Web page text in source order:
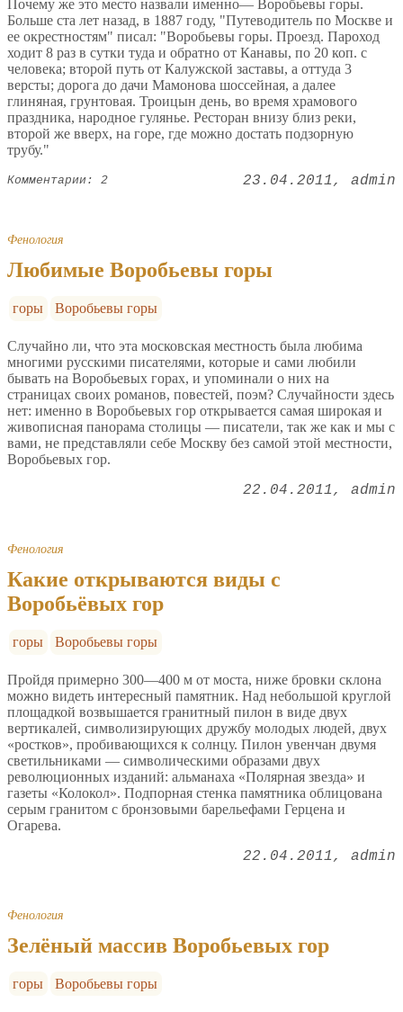
Почему же это место назвали именно— Воробьевы горы.
Больше ста лет назад, в 1887 году, "Путеводитель по Москве и
ее окрестностям" писал: "Воробьевы горы. Проезд. Пароход
ходит 8 раз в сутки туда и обратно от Канавы, по 20 коп. с
человека; второй путь от Калужской заставы, а оттуда 3
версты; дорога до дачи Мамонова шоссейная, а далее
глиняная, грунтовая. Троицын день, во время храмового
праздника, народное гулянье. Ресторан внизу близ реки,
второй же вверх, на горе, где можно достать подзорную
трубу."
Комментарии: 2 23.04.2011 admin
Фенология
Любимые Воробьевы горы
горы Воробьевы горы
Случайно ли, что эта московская местность была любима
многими русскими писателями, которые и сами любили
бывать на Воробьевых горах, и упоминали о них на
страницах своих романов, повестей, поэм? Случайности здесь
нет: именно в Воробьевых гор открывается самая широкая и
живописная панорама столицы — писатели, так же как и мы с
вами, не представляли себе Москву без самой этой местности,
Воробьевых гор.
22.04.2011 admin
Фенология
Какие открываются виды с
Воробьёвых гор
горы Воробьевы горы
Пройдя примерно 300—400 м от моста, ниже бровки склона
можно видеть интересный памятник. Над небольшой круглой
площадкой возвышается гранитный пилон в виде двух
вертикалей, символизирующих дружбу молодых людей, двух
«ростков», пробивающихся к солнцу. Пилон увенчан двумя
светильниками — символическими образами двух
революционных изданий: альманаха «Полярная звезда» и
газеты «Колокол». Подпорная стенка памятника облицована
серым гранитом с бронзовыми барельефами Герцена и
Огарева.
22.04.2011 admin
Фенология
Зелёный массив Воробьевых гор
горы Воробьевы горы